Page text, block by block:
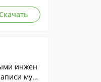
инжен
муз